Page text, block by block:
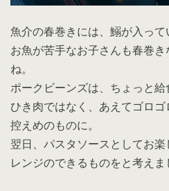
魚介の春巻きには、鰯が入って
お魚が苦手なお子さんも春巻
ね。
ポークビーンズは、ちょっと給
ひき肉ではなく、あえてゴロ
控えめのものに。
翌日、パスタソースとしてお
レンジのできるものをと考えま